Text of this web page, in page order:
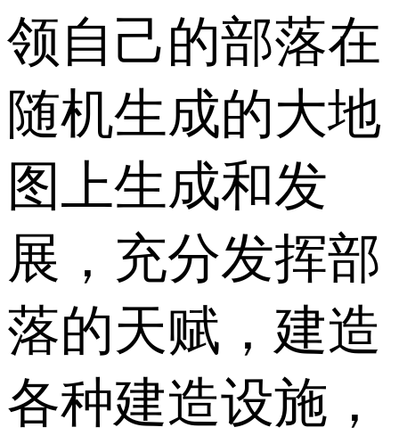
领自己的部落在
随机生成的大地
图上生成和发
展，充分发挥部
落的天赋，建造
各种建造设施，